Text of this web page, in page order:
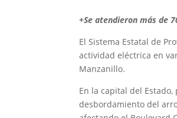
+Se atendieron más de
El Sistema Estatal de
actividad eléctrica en
Manzanillo.
En la capital del
desbordamiento del